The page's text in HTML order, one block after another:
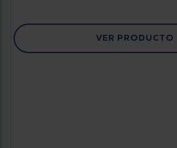
VER PRODUCTO